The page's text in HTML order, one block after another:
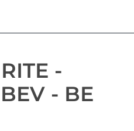
-
- BE